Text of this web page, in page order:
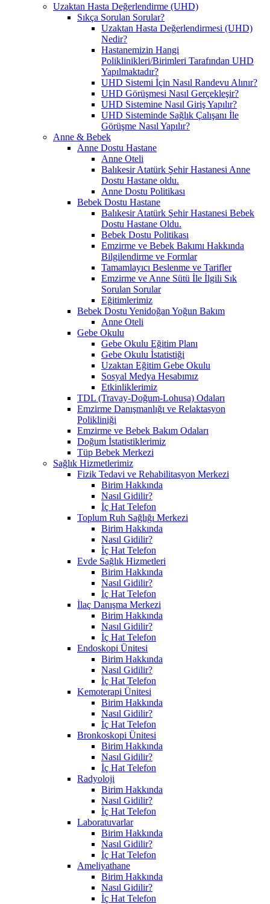
Uzaktan Hasta Değerlendirme (UHD)
Sıkça Sorulan Sorular?
Uzaktan Hasta Değerlendirmesi (UHD)
Nedir?
Hastanemizin Hangi
Poliklinikleri/Birimleri Tarafından UHD
Yapılmaktadır?
UHD Sistemi İçin Nasıl Randevu Alınır?
UHD Görüşmesi Nasıl Gerçekleşir?
UHD Sistemine Nasıl Giriş Yapılır?
UHD Sisteminde Sağlık Çalışanı İle
Görüşme Nasıl Yapılır?
Anne & Bebek
Anne Dostu Hastane
Anne Oteli
Balıkesir Atatürk Şehir Hastanesi Anne
Dostu Hastane oldu.
Anne Dostu Politikası
Bebek Dostu Hastane
Balıkesir Atatürk Şehir Hastanesi Bebek
Dostu Hastane Oldu.
Bebek Dostu Politikası
Emzirme ve Bebek Bakımı Hakkında
Bilgilendirme ve Formlar
Tamamlayıcı Beslenme ve Tarifler
Emzirme ve Anne Sütü İle İlgili Sık
Sorulan Sorular
Eğitimlerimiz
Bebek Dostu Yenidoğan Yoğun Bakım
Anne Oteli
Gebe Okulu
Gebe Okulu Eğitim Planı
Gebe Okulu İstatistiği
Uzaktan Eğitim Gebe Okulu
Sosyal Medya Hesabımız
Etkinliklerimiz
TDL (Travay-Doğum-Lohusa) Odaları
Emzirme Danışmanlığı ve Relaktasyon
Polikliniği
Emzirme ve Bebek Bakım Odaları
Doğum İstatistiklerimiz
Tüp Bebek Merkezi
Sağlık Hizmetlerimiz
Fizik Tedavi ve Rehabilitasyon Merkezi
Birim Hakkında
Nasıl Gidilir?
İç Hat Telefon
Toplum Ruh Sağlığı Merkezi
Birim Hakkında
Nasıl Gidilir?
İç Hat Telefon
Evde Sağlık Hizmetleri
Birim Hakkında
Nasıl Gidilir?
İç Hat Telefon
İlaç Danışma Merkezi
Birim Hakkında
Nasıl Gidilir?
İç Hat Telefon
Endoskopi Ünitesi
Birim Hakkında
Nasıl Gidilir?
İç Hat Telefon
Kemoterapi Ünitesi
Birim Hakkında
Nasıl Gidilir?
İç Hat Telefon
Bronkoskopi Ünitesi
Birim Hakkında
Nasıl Gidilir?
İç Hat Telefon
Radyoloji
Birim Hakkında
Nasıl Gidilir?
İç Hat Telefon
Laboratuvarlar
Birim Hakkında
Nasıl Gidilir?
İç Hat Telefon
Ameliyathane
Birim Hakkında
Nasıl Gidilir?
İç Hat Telefon